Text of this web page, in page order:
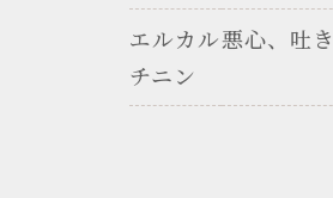
エルカル
チニン
悪心、吐